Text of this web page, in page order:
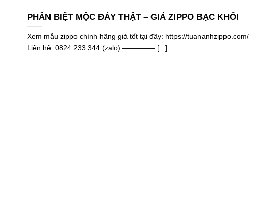
PHÂN BIỆT MỘC ĐÁY THẬT – GIẢ ZIPPO BẠC KHỐI
Xem mẫu zippo chính hãng giá tốt tại đây: https://tuananhzippo.com/
Liên hê: 0824.233.344 (zalo) ————– [...]